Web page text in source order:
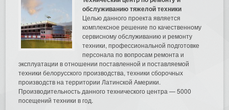
обслуживанию тяжелой техники
Целью данного проекта является
комплексное решение по качественному
сервисному обслуживанию и ремонту
техники, профессиональной подготовке
персонала по вопросам ремонта и
эксплуатации в отношении поставленной и поставляемой
техники белорусского производства, техники сборочных
производств на территории Латинской Америки.
Производительность данного технического центра — 5000
посещений техники в год.